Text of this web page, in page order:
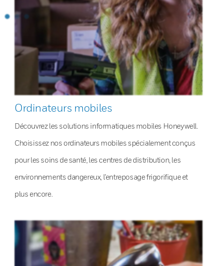
Ordinateurs mobiles
Découvrez les solutions informatiques mobiles Honeywell.
Choisissez nos ordinateurs mobiles spécialement conçus
pour les soins de santé, les centres de distribution, les
environnements dangereux, l’entreposage frigorifique et
plus encore.